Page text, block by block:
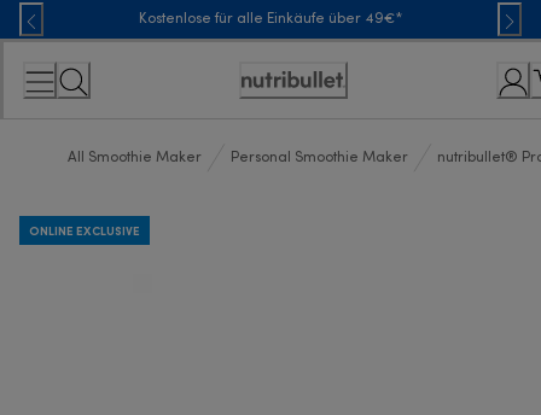
Skip
to
Content
Kostenlose für alle Einkäufe über 49€*
Erklärung
Zugänglichkeit
All Smoothie Maker Personal Smoothie Maker nutribullet®
ONLINE EXCLUSIVE